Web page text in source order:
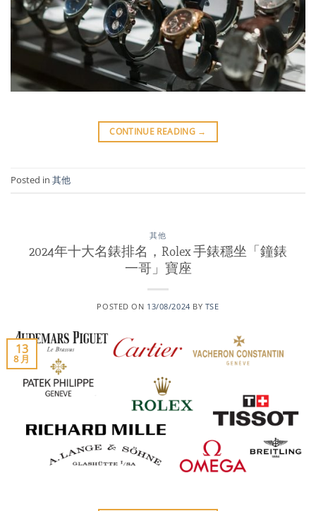
CONTINUE READING →
Posted in 其他
其他
2024年十大名錶排名，Rolex 手錶穩坐「鐘錶
一哥」寶座
POSTED ON 13/08/2024 BY TSE
13
8 月